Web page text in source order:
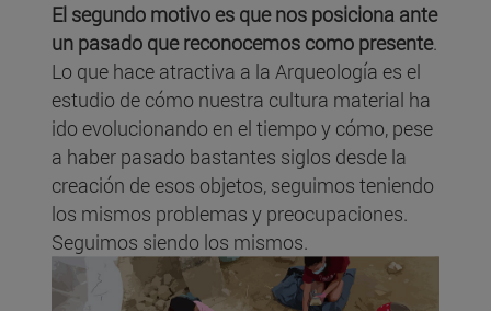
El segundo motivo es que nos posiciona ante
un pasado que reconocemos como presente.
Lo que hace atractiva a la Arqueología es el
estudio de cómo nuestra cultura material ha
ido evolucionando en el tiempo y cómo, pese
a haber pasado bastantes siglos desde la
creación de esos objetos, seguimos teniendo
los mismos problemas y preocupaciones.
Seguimos siendo los mismos.